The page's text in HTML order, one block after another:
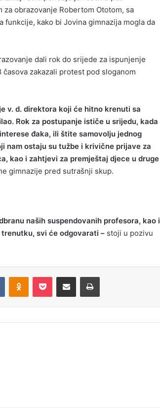
obrazovanje Robertom Ototom, sa
funkcije, kako bi Jovina gimnazija mogla da
dali rok do srijede za ispunjenje
zakazali protest pod sloganom
v. d. direktora koji će hitno krenuti sa
Rok za postupanje ističe u srijedu, kada
đaka, ili štite samovolju jednog
nam ostaju su tužbe i krivične prijave za
kao i zahtjevi za premještaj djece u druge
gimnazije pred sutrašnji skup.
naših suspendovanih profesora, kao i
svi će odgovarati – stoji u pozivu